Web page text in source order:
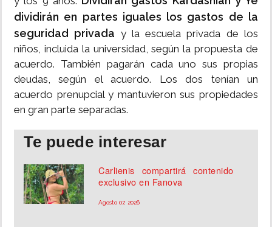
dividirán en partes iguales los gastos de la
seguridad privada y la escuela privada de los
niños, incluida la universidad, según la propuesta de
acuerdo. También pagarán cada uno sus propias
deudas, según el acuerdo. Los dos tenían un
acuerdo prenupcial y mantuvieron sus propiedades
en gran parte separadas.
Te puede interesar
Carlienis compartirá contenido
exclusivo en Fanova
Agosto 07, 2026